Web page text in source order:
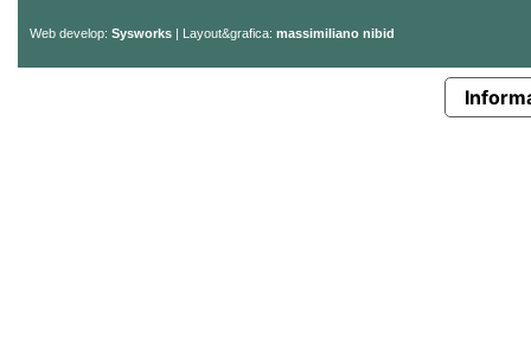
Web develop: Sysworks | Layout&grafica: massimiliano nibid